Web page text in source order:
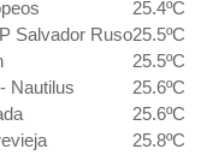
25.4ºC
Salvador Ruso25.5ºC
25.5ºC
Nautilus
25.6ºC
25.6ºC
25.8ºC